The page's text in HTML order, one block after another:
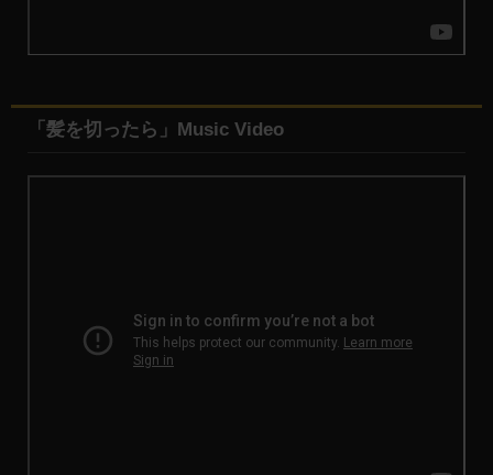
「髪を切ったら」Music Video